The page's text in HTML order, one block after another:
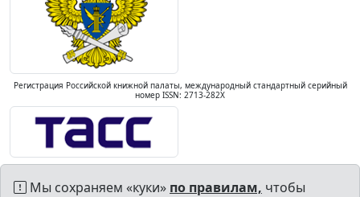
Регистрация Российской книжной палаты, международный стандартный серийный
номер ISSN: 2713-282X
Мы сохраняем «куки» по правилам, чтобы